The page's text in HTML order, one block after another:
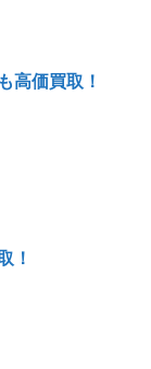
高価買取！
！